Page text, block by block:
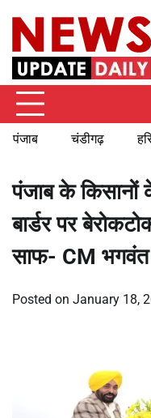
content
पंजाब चंडीगढ़
पंजाब के किसानों
बार्डर पर
साफ- CM भगवंत
Posted on January 18,